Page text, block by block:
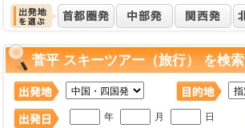
菅平 スキーツアー（旅行） を検索
年 月 日